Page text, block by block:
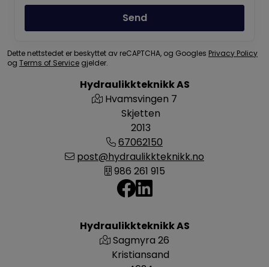
Hydraulikkteknikk AS
Hvamsvingen 7
Skjetten
2013
67062150
post@hydraulikkteknikk.no
986 261 915
Hydraulikkteknikk AS
Sagmyra 26
Kristiansand
Send
Dette nettstedet er beskyttet av reCAPTCHA, og Googles Privacy Policy
og Terms of Service gjelder.